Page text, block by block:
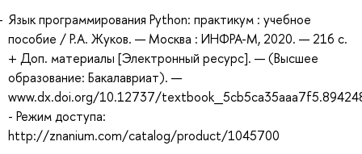
Язык программирования Python: практикум : учебное
пособие / Р.А. Жуков. — Москва : ИНФРА-М, 2020. — 216 с.
+ Доп. материалы [Электронный ресурс]. — (Высшее
образование: Бакалавриат). —
www.dx.doi.org/10.12737/
- Режим доступа:
http://znanium.com/catalog/product/1045700